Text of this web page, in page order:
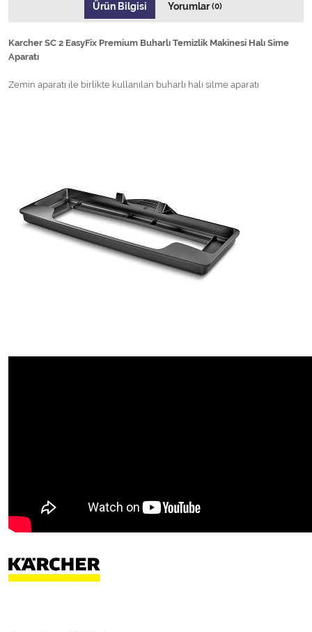
Ürün Bilgisi Yorumlar(0)
Karcher SC 2 EasyFix Premium Buharlı Temizlik Makinesi Halı Sime
Aparatı
Zemin aparatı ile birlikte kullanılan buharlı halı silme aparatı